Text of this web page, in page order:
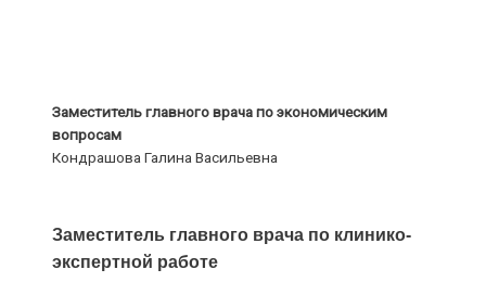
Заместитель главного врача по экономическим
вопросам
Кондрашова Галина Васильевна
Заместитель главного врача по клинико-
экспертной работе